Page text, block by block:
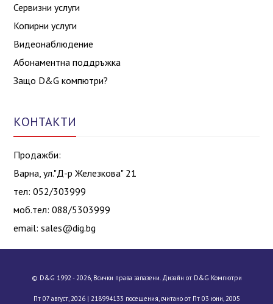
Сервизни услуги
Копирни услуги
Видеонаблюдение
Абонаментна поддръжка
Защо D&G компютри?
КОНТАКТИ
Продажби:
Варна, ул."Д-р Железкова" 21
тел: 052/303999
моб.тел: 088/5303999
email:sales@dig.bg
© D&G 1992 - 2026, Всички права запазени. Дизайн от D&G Компютри
Пт 07 август, 2026 | 218994133 посещения, считано от Пт 03 юни, 2005